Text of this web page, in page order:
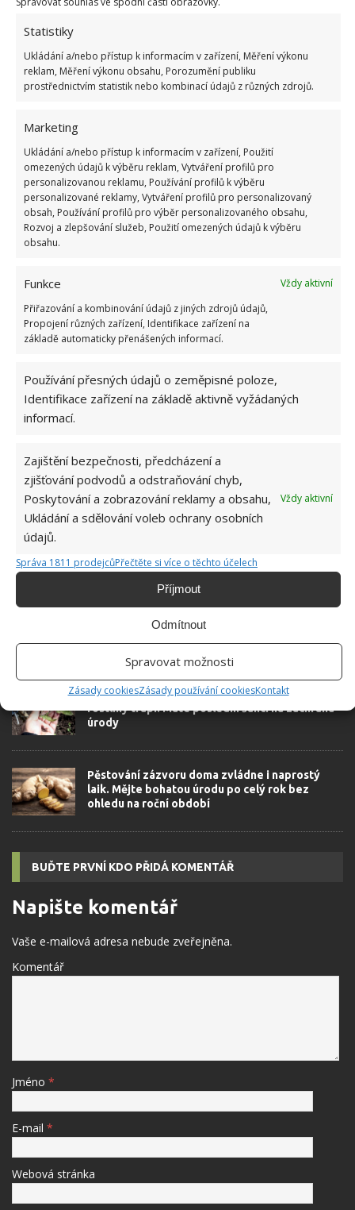
Statistiky
Ukládání a/nebo přístup k informacím v zařízení, Měření výkonu
reklam, Měření výkonu obsahu, Porozumění publiku
prostřednictvím statistik nebo kombinací údajů z různých zdrojů.
Marketing
Ukládání a/nebo přístup k informacím v zařízení, Použití
omezených údajů k výběru reklam, Vytváření profilů pro
personalizovanou reklamu, Používání profilů k výběru
personalizované reklamy, Vytváření profilů pro personalizovaný
obsah, Používání profilů pro výběr personalizovaného obsahu,
Rozvoj a zlepšování služeb, Použití omezených údajů k výběru
obsahu.
Funkce
Vždy aktivní
Přiřazování a kombinování údajů z jiných zdrojů údajů,
Propojení různých zařízení, Identifikace zařízení na
základě automaticky přenášených informací.
Používání přesných údajů o zeměpisné poloze,
Identifikace zařízení na základě aktivně vyžádaných
informací.
Zajištění bezpečnosti, předcházení a
zjišťování podvodů a odstraňování chyb,
Poskytování a zobrazování reklamy a obsahu,
Ukládání a sdělování voleb ochrany osobních
údajů.
Vždy aktivní
Správa 1811 prodejcůPřečtěte si více o těchto účelech
Příjmout
Odmítnout
Spravovat možnosti
Zásady cookiesZásady používání cookiesKontakt
ORCHIDEJE
Přidejte svůj názor
KOMENTOVAT
Hana Musilová
Do redakce Bydlimeutulne.cz se
autorovi]
SOUVISEJÍCÍ ČLÁNKY
levou zadní. Klíč k úspěchu je hned na začátku
sezóny
Kroucení listů u rajčat: Poznejte, co vaše
rostliny trápí. Máte poslední šanci na záchranu
úrody
Pěstování zázvoru doma zvládne i naprostý
laik. Mějte bohatou úrodu po celý rok bez
ohledu na roční období
BUĎTE PRVNÍ KDO PŘIDÁ KOMENTÁŘ
Napište komentář
Vaše e-mailová adresa nebude zveřejněna.
Komentář
Jméno *
E-mail *
Webová stránka